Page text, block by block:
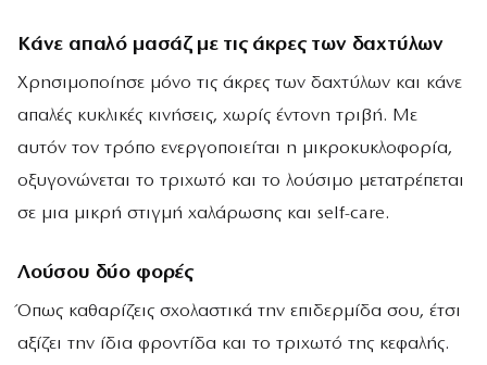
Κάνε απαλό μασάζ με τις άκρες των δαχτύλων
Χρησιμοποίησε μόνο τις άκρες των δαχτύλων και κάνε
απαλές κυκλικές κινήσεις, χωρίς έντονη τριβή. Με
αυτόν τον τρόπο ενεργοποιείται η μικροκυκλοφορία,
οξυγονώνεται το τριχωτό και το λούσιμο μετατρέπεται
σε μια μικρή στιγμή χαλάρωσης και self-care.
Λούσου δύο φορές
Όπως καθαρίζεις σχολαστικά την επιδερμίδα σου, έτσι
αξίζει την ίδια φροντίδα και το τριχωτό της κεφαλής.